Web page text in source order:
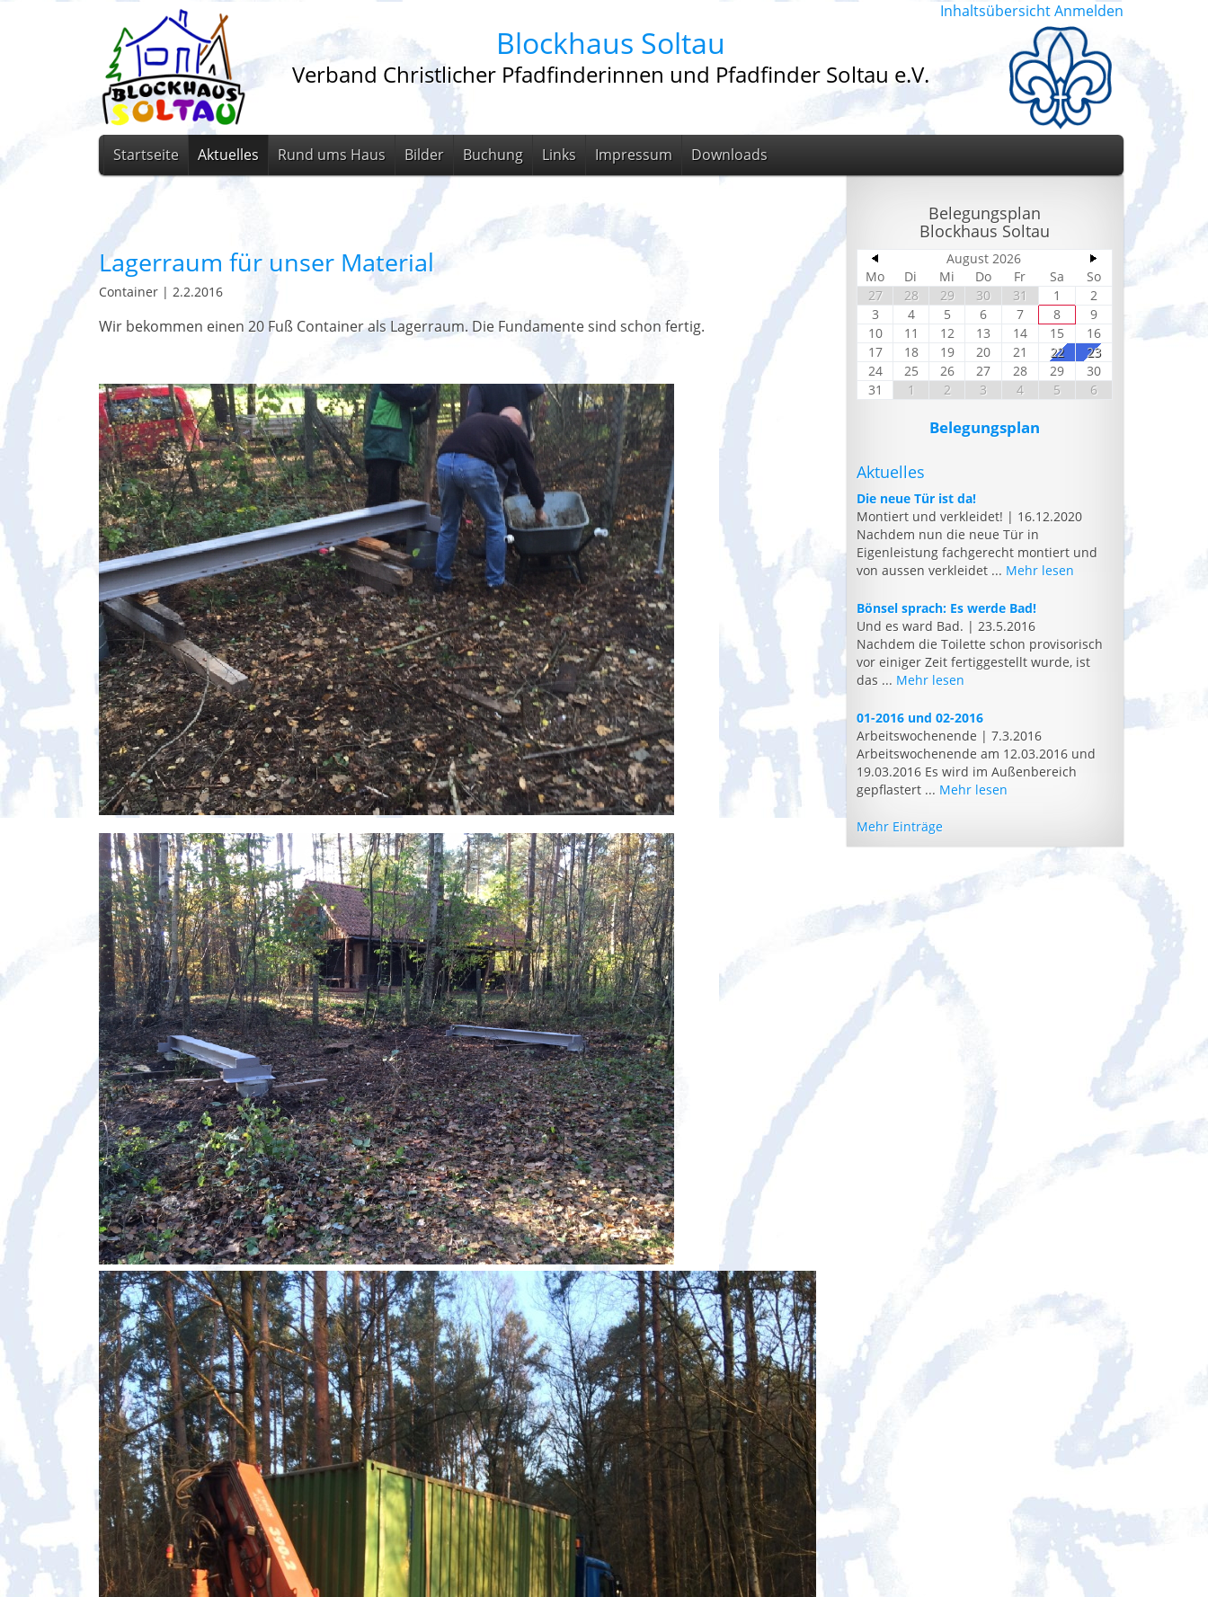
Inhaltsübersicht Anmelden
Blockhaus Soltau
Verband Christlicher Pfadfinderinnen und Pfadfinder Soltau e.V.
Startseite Aktuelles Rund ums Haus Bilder Buchung Links Impressum Downloads
Lagerraum für unser Material
Container | 2.2.2016
Wir bekommen einen 20 Fuß Container als Lagerraum. Die Fundamente sind schon fertig.
Belegungsplan
Blockhaus Soltau
August 2026
Mo
Di Mi Do Fr Sa
So
27
28 29 30 31 1
2
3
4 5 6 7 8
9
10
11 12 13 14 15
16
17
18 19 20 21 22
23
24
25 26 27 28 29
30
31
1 2 3 4 5 6
Belegungsplan
Aktuelles
Die neue Tür ist da!
Montiert und verkleidet! | 16.12.2020
Nachdem nun die neue Tür in
Eigenleistung fachgerecht montiert und
von aussen verkleidet ... Mehr lesen
Bönsel sprach: Es werde Bad!
Und es ward Bad. | 23.5.2016
Nachdem die Toilette schon provisorisch
vor einiger Zeit fertiggestellt wurde, ist
das ... Mehr lesen
01-2016 und 02-2016
Arbeitswochenende |7.3.2016
Arbeitswochenende am 12.03.2016 und
19.03.2016 Es wird im Außenbereich
gepflastert ... Mehr lesen
Mehr Einträge